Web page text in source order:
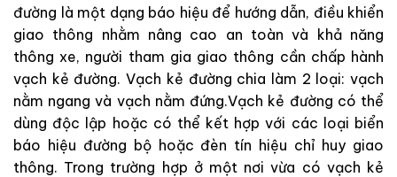
đường là một dạng báo hiệu để hướng dẫn, điều khiển
giao thông nhằm nâng cao an toàn và khả năng
thông xe, người tham gia giao thông cần chấp hành
vạch kẻ đường. Vạch kẻ đường chia làm 2 loại: vạch
nằm ngang và vạch nằm đứng.Vạch kẻ đường có thể
dùng độc lập hoặc có thể kết hợp với các loại biển
báo hiệu đường bộ hoặc đèn tín hiệu chỉ huy giao
thông. Trong trường hợp ở một nơi vừa có vạch kẻ